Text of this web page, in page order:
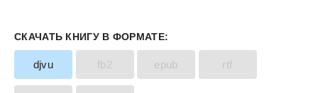
СКАЧАТЬ КНИГУ В ФОРМАТЕ:
djvu fb2 epub rtf